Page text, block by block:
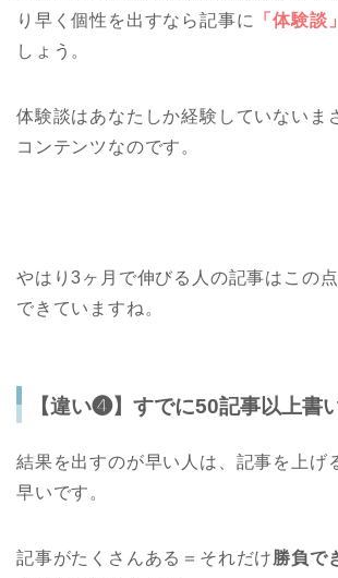
り早く個性を出すなら記事に
「体験談」
しょう。
体験談はあなたしか経験していないま
コンテンツなのです。
やはり3ヶ月で伸びる人の記事はこの
できていますね。
【違い❹】すでに50記事以上書
結果を出すのが早い人は、記事を上げ
早いです。
記事がたくさんある＝それだけ勝負で